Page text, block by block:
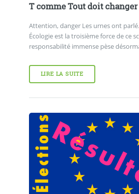
T comme Tout doit changer
Attention, danger Les urnes ont
Écologie est la troisième force de ce
responsabilité immense pèse
LIRE LA SUITE